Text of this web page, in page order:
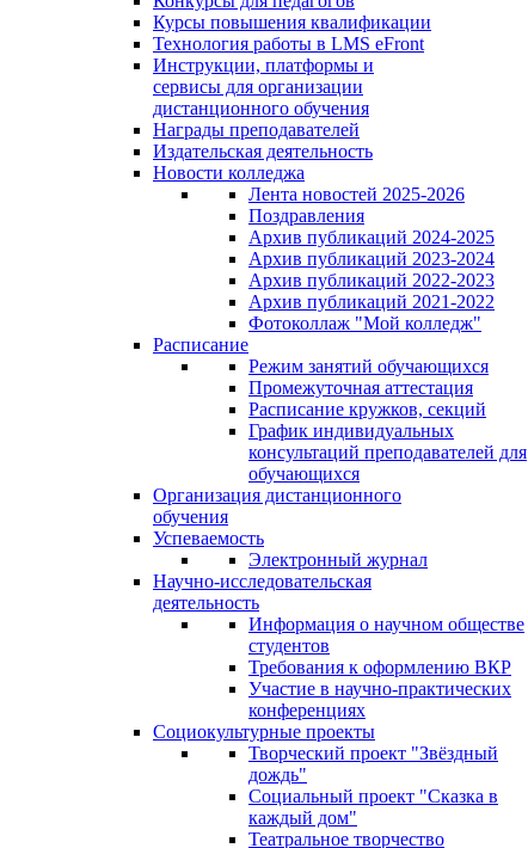
Курсы повышения квалификации
Технология работы в LMS eFront
Инструкции, платформы и
сервисы для организации
дистанционного обучения
Награды преподавателей
Издательская деятельность
Новости колледжа
Лента новостей 2025-2026
Поздравления
Архив публикаций 2024-2025
Архив публикаций 2023-2024
Архив публикаций 2022-2023
Архив публикаций 2021-2022
Фотоколлаж "Мой колледж"
Расписание
Режим занятий обучающихся
Промежуточная аттестация
Расписание кружков, секций
График индивидуальных
консультаций преподавателей для
обучающихся
Организация дистанционного
обучения
Успеваемость
Электронный журнал
Научно-исследовательская
деятельность
Информация о научном обществе
студентов
Требования к оформлению ВКР
Участие в научно-практических
конференциях
Социокультурные проекты
Творческий проект "Звёздный
дождь"
Социальный проект "Сказка в
каждый дом"
Театральное творчество